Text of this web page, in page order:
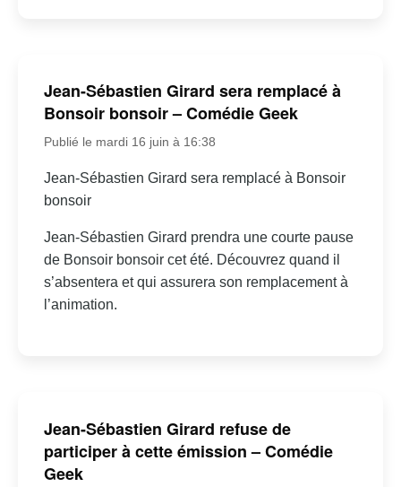
Jean-Sébastien Girard sera remplacé à
Bonsoir bonsoir – Comédie Geek
Publié le mardi 16 juin à 16:38
Jean-Sébastien Girard sera remplacé à Bonsoir
bonsoir
Jean-Sébastien Girard prendra une courte pause
de Bonsoir bonsoir cet été. Découvrez quand il
s’absentera et qui assurera son remplacement à
l’animation.
Jean-Sébastien Girard refuse de
participer à cette émission – Comédie
Geek